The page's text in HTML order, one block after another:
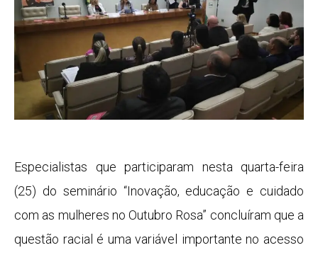
Especialistas que participaram nesta quarta-feira
(25) do seminário “Inovação, educação e cuidado
com as mulheres no Outubro Rosa” concluíram que a
questão racial é uma variável importante no acesso